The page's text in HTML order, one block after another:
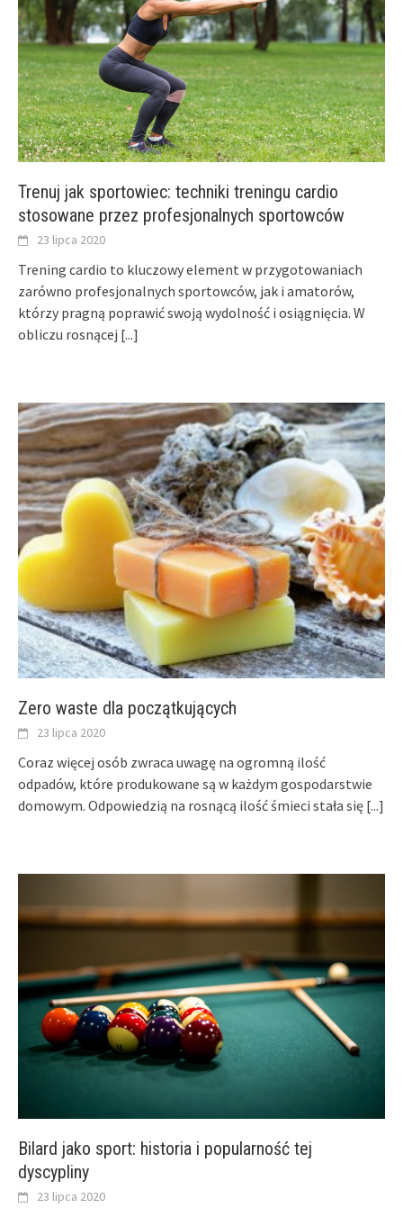
Trenuj jak sportowiec: techniki treningu cardio
stosowane przez profesjonalnych sportowców
23 lipca 2020
Trening cardio to kluczowy element w przygotowaniach
zarówno profesjonalnych sportowców, jak i amatorów,
którzy pragną poprawić swoją wydolność i osiągnięcia. W
obliczu rosnącej [...]
Zero waste dla początkujących
23 lipca 2020
Coraz więcej osób zwraca uwagę na ogromną ilość
odpadów, które produkowane są w każdym gospodarstwie
domowym. Odpowiedzią na rosnącą ilość śmieci stała się [...]
Bilard jako sport: historia i popularność tej
dyscypliny
23 lipca 2020